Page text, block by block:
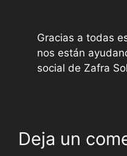
Gracias a todas
nos están
social de Zafra
Deja un